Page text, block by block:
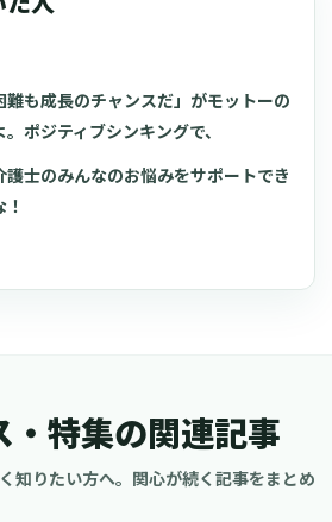
難も成長のチャンスだ」がモットーの
ポジティブシンキングで、
護士のみんなのお悩みをサポートでき
・特集の関連記事
知りたい方へ。関心が続く記事をまとめ